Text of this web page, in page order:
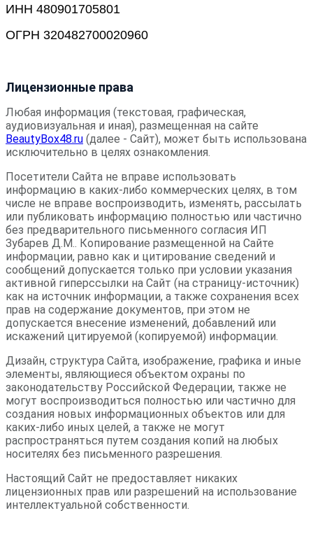
ИНН 480901705801
ОГРН 320482700020960
Лицензионные права
Любая информация (текстовая, графическая,
аудиовизуальная и иная), размещенная на cайте
BeautyBox48.ru (далее - Сайт), может быть использована
исключительно в целях ознакомления.
Посетители Сайта не вправе использовать
информацию в каких-либо коммерческих целях, в том
числе не вправе воспроизводить, изменять, рассылать
или публиковать информацию полностью или частично
без предварительного письменного согласия ИП
Зубарев Д.М.. Копирование размещенной на Сайте
информации, равно как и цитирование сведений и
сообщений допускается только при условии указания
активной гиперссылки на Сайт (на страницу-источник)
как на источник информации, а также сохранения всех
прав на содержание документов, при этом не
допускается внесение изменений, добавлений или
искажений цитируемой (копируемой) информации.
Дизайн, структура Сайта, изображение, графика и иные
элементы, являющиеся объектом охраны по
законодательству Российской Федерации, также не
могут воспроизводиться полностью или частично для
создания новых информационных объектов или для
каких-либо иных целей, а также не могут
распространяться путем создания копий на любых
носителях без письменного разрешения.
Настоящий Сайт не предоставляет никаких
лицензионных прав или разрешений на использование
интеллектуальной собственности.